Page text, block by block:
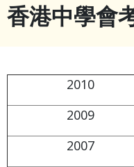
香港中學會
2010
2009
2007